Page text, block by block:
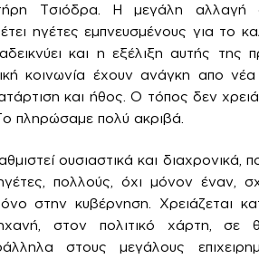
Τσιόδρα. Η μεγάλη αλλαγή
ηγέτες εμπνευσμένους για το
και η εξέλιξη αυτής
κοινωνία έχουν ανάγκη απο
και ήθος. Ο τόπος δεν
πληρώσαμε πολύ ακριβά.
ουσιαστικά και διαχρονικά,
πολλούς, όχι μόνον έναν,
στην κυβέρνηση. Χρειάζεται
στον πολιτικό χάρτη, σε
στους μεγάλους